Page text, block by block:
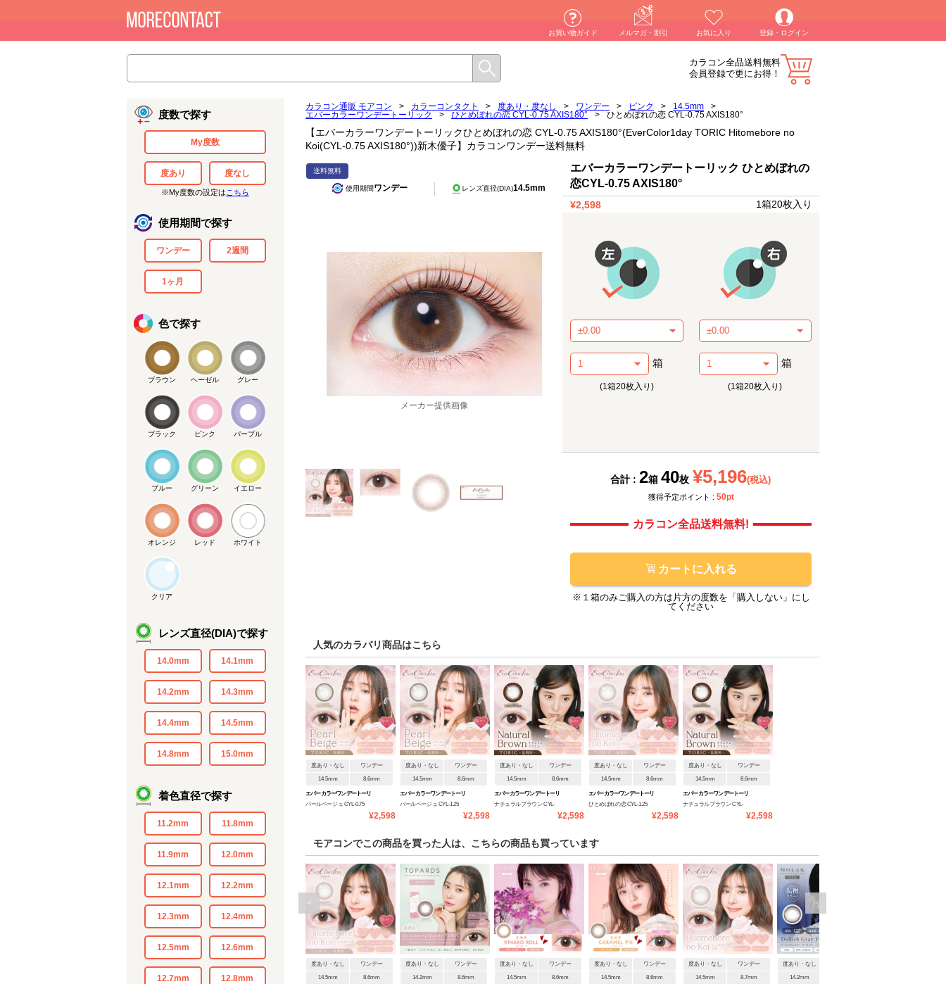
お買い物ガイド メルマガ・割引 お気に入り 登録・ログイン
カラコン全品送料無料
会員登録で更にお得！
度数で探す
My度数
度あり 度なし
※My度数の設定は こちら
使用期間で探す
ワンデー 2週間
1ヶ月
色で探す
ブラウン ヘーゼル グレー
ブラック ピンク パープル
ブルー グリーン イエロー
オレンジ レッド ホワイト
クリア
レンズ直径(DIA)で探す
14.0mm 14.1mm
14.2mm 14.3mm
14.4mm 14.5mm
14.8mm 15.0mm
着色直径で探す
11.2mm 11.8mm
11.9mm 12.0mm
12.1mm 12.2mm
12.3mm 12.4mm
12.5mm 12.6mm
12.7mm 12.8mm
カラコン通販 モアコン > カラーコンタクト > 度あり・度なし > ワンデー > ピンク > 14.5mm
>
エバーカラーワンデートーリック
> ひとめぼれの恋 CYL-0.75 AXIS180° > ひとめぼれの恋 CYL-0.75 AXIS180°
【エバーカラーワンデートーリックひとめぼれの恋 CYL-0.75 AXIS180°(EverColor1day TORIC Hitomebore no
Koi(CYL-0.75 AXIS180°))新木優子】カラコンワンデー送料無料
送料無料
使用期間ワンデー レンズ直径(DIA)14.5mm
メーカー提供画像
エバーカラーワンデートーリック ひとめぼれの
恋CYL-0.75 AXIS180°
¥2,598 1箱20枚入り
箱
(1箱20枚入り)
箱
(1箱20枚入り)
合計 : 2箱 40枚 ¥5,196(税込)
獲得予定ポイント : 50pt
カラコン全品送料無料!
カートに入れる
※１箱のみご購入の方は片方の度数を「購入しない」にし
てください
人気のカラバリ商品はこちら
度あり・なし ワンデー
14.5mm 8.6mm
エバーカラーワンデートーリ
パールベージュ CYL-0.75
¥2,598
度あり・なし ワンデー
14.5mm 8.6mm
エバーカラーワンデートーリ
パールベージュ CYL-1.25
¥2,598
度あり・なし ワンデー
14.5mm 8.6mm
エバーカラーワンデートーリ
ナチュラルブラウン CYL-
¥2,598
度あり・なし ワンデー
14.5mm 8.6mm
エバーカラーワンデートーリ
ひとめぼれの恋 CYL-1.25
¥2,598
度あり・なし ワンデー
14.5mm 8.6mm
エバーカラーワンデートーリ
ナチュラルブラウン CYL-
¥2,598
モアコンでこの商品を買った人は、こちらの商品も買っています
度あり・なし ワンデー
14.5mm 8.6mm
度あり・なし ワンデー
14.2mm 8.6mm
度あり・なし ワンデー
14.5mm 8.6mm
度あり・なし ワンデー
14.5mm 8.6mm
度あり・なし ワンデー
14.5mm 8.7mm
度あり・なし
14.2mm
< >